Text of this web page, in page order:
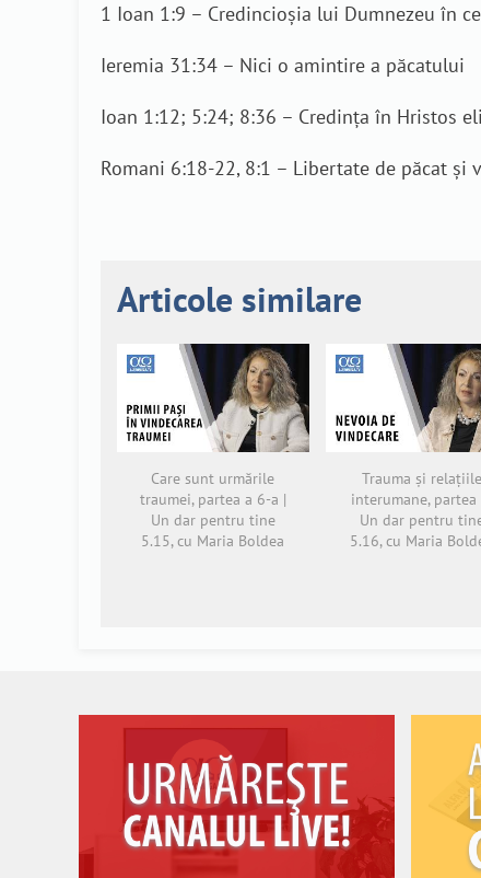
1 Ioan 1:9 – Credincioșia lui Dumnezeu în
Ieremia 31:34 – Nici o amintire a păcatului
Ioan 1:12; 5:24; 8:36 – Credința în Hristos
Romani 6:18-22, 8:1 – Libertate de păcat și
Articole similare
Care sunt urmările
traumei, partea a 6-a |
Un dar pentru tine
5.15, cu Maria Boldea
Trauma și relațiile
interumane, partea
Un dar pentru
5.16, cu Maria